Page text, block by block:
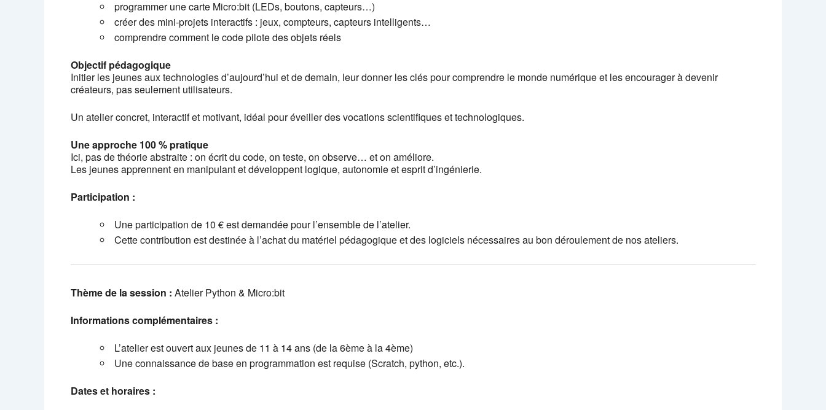
programmer une carte Micro:bit (LEDs, boutons, capteurs…)
créer des mini-projets interactifs : jeux, compteurs, capteurs intelligents…
comprendre comment le code pilote des objets réels
Objectif pédagogique
Initier les jeunes aux technologies d’aujourd’hui et de demain, leur donner les clés pour comprendre le monde numérique et les encourager à devenir
créateurs, pas seulement utilisateurs.
Un atelier concret, interactif et motivant, idéal pour éveiller des vocations scientifiques et technologiques.
Une approche 100 % pratique
Ici, pas de théorie abstraite : on écrit du code, on teste, on observe… et on améliore.
Les jeunes apprennent en manipulant et développent logique, autonomie et esprit d’ingénierie.
Participation :
Une participation de 10 € est demandée pour l’ensemble de l’atelier.
Cette contribution est destinée à l’achat du matériel pédagogique et des logiciels nécessaires au bon déroulement de nos ateliers.
Thème de la session : Atelier Python & Micro:bit
Informations complémentaires :
L’atelier est ouvert aux jeunes de 11 à 14 ans (de la 6ème à la 4ème)
Une connaissance de base en programmation est requise (Scratch, python, etc.).
Dates et horaires :